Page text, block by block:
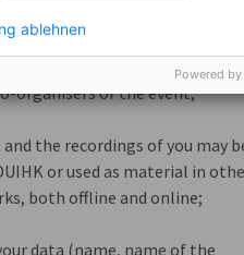
company/
organisers of the event;
the recordings of you may
or used as material in
both offline and online;
data (name, name of the
ablehnen
Powered by